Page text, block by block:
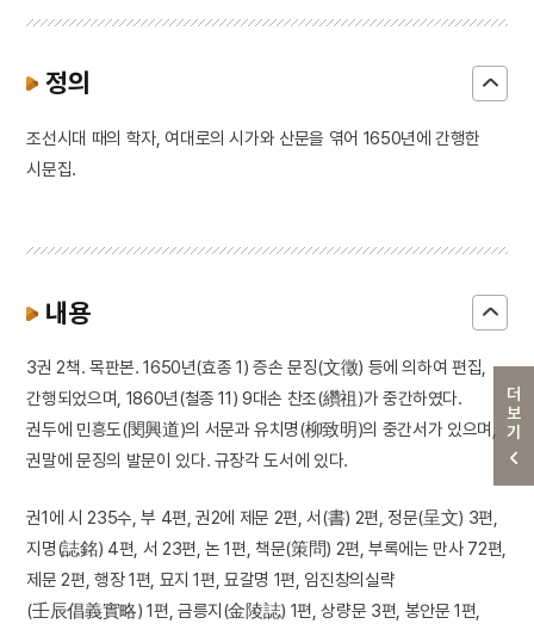
더보기
정의
조선시대 때의 학자, 여대로의 시가와 산문을 엮어 1650년에 간행한
시문집.
내용
3권 2책. 목판본. 1650년(효종 1) 증손 문징(文徵) 등에 의하여 편집,
간행되었으며, 1860년(철종 11) 9대손 찬조(纘祖)가 중간하였다.
권두에 민흥도(閔興道)의 서문과 유치명(柳致明)의 중간서가 있으며,
권말에 문징의 발문이 있다. 규장각 도서에 있다.
권1에 시 235수, 부 4편, 권2에 제문 2편, 서(書) 2편, 정문(呈文) 3편,
지명(誌銘) 4편, 서 23편, 논 1편, 책문(策問) 2편, 부록에는 만사 72편,
제문 2편, 행장 1편, 묘지 1편, 묘갈명 1편, 임진창의실략
(壬辰倡義實略) 1편, 금릉지(金陵誌) 1편, 상량문 3편, 봉안문 1편,